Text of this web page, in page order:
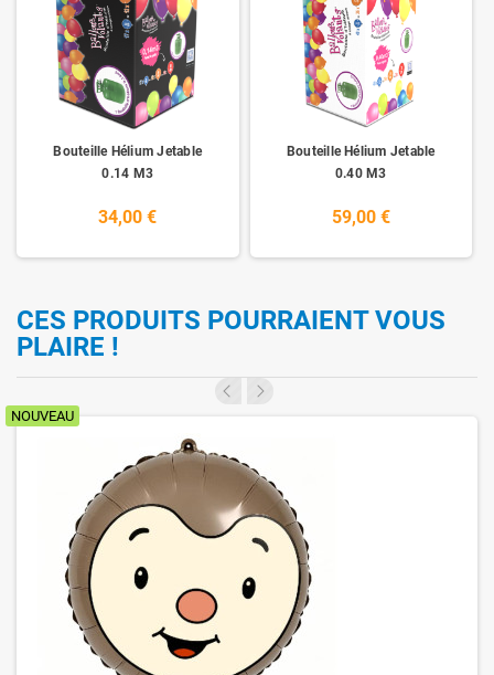
Bouteille Hélium Jetable
0.14 M3
34,00 €
Bouteille Hélium Jetable
0.40 M3
59,00 €
CES PRODUITS POURRAIENT VOUS
PLAIRE !
NOUVEAU